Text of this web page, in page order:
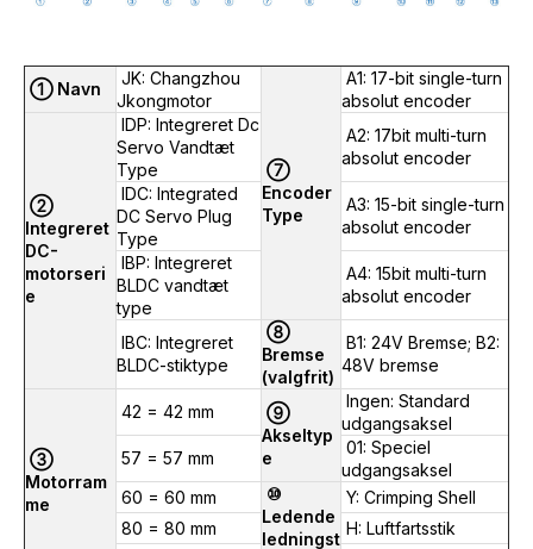
① Navn
JK: Changzhou
Jkongmotor
⑦
Encoder
Type
A1: 17-bit single-turn
absolut encoder
②
Integreret
DC-
motorseri
e
IDP: Integreret Dc
Servo Vandtæt
Type
A2: 17bit multi-turn
absolut encoder
IDC: Integrated
DC Servo Plug
Type
A3: 15-bit single-turn
absolut encoder
IBP: Integreret
BLDC vandtæt
type
A4: 15bit multi-turn
absolut encoder
IBC: Integreret
BLDC-stiktype
⑧
Bremse
(valgfrit)
B1: 24V Bremse; B2:
48V bremse
③
Motorram
me
42 = 42 mm
⑨
Akseltyp
e
Ingen: Standard
udgangsaksel
57 = 57 mm
01: Speciel
udgangsaksel
60 = 60 mm
⑩
Ledende
ledningst
Y: Crimping Shell
80 = 80 mm
H: Luftfartsstik